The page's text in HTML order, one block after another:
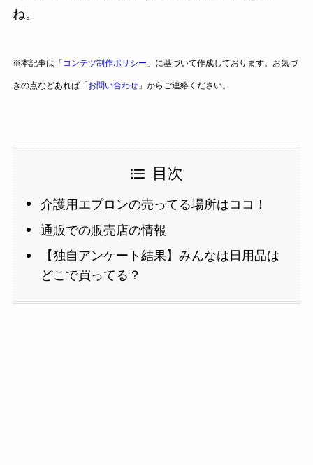
ね。
※本記事は「 コンテツ制作ポリシー 」に基づいて作成しております。お気づ
きの点などあれば「 お問い合わせ」からご連絡ください。
目次
介護用エプロンの売ってる場所はココ！
通販での販売店の情報
【独自アンケート結果】みんなは日用品は
どこで買ってる？